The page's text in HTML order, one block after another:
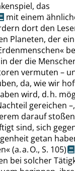
das
mit einem
dort den
Planeten, der
«
der die
vermuten –
da, wie wir
wird, d. h.
gereichen
darauf
sind, sich
getan
«(a. a. O., S. 105)
bei solcher